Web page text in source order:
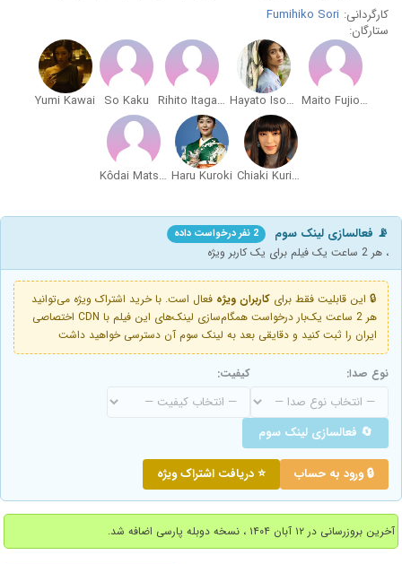
کارگردانی: Fumihiko Sori
ستارگان:
Maito Fujioka
Hayato Isomura
Rihito Itagaki
So Kaku
Yumi Kawai
Chiaki Kuriyama
Haru Kuroki
Kôdai Matsuoka
📡 فعالسازی لینک سوم 2 نفر درخواست داده
، هر 2 ساعت یک فیلم برای یک کاربر ویژه
🔒 این قابلیت فقط برای کاربران ویژه فعال است. با خرید اشتراک ویژه می‌توانید
هر 2 ساعت یک‌بار درخواست همگام‌سازی لینک‌های این فیلم با CDN اختصاصی
ایران را ثبت کنید و دقایقی بعد به لینک سوم آن دسترسی خواهید داشت
نوع صدا: کیفیت:
🔄 فعالسازی لینک سوم
🔒 ورود به حساب ⭐ دریافت اشتراک ویژه
آخرین بروزرسانی در ۱۲ آبان ۱۴۰۴ ، نسخه دوبله پارسی اضافه شد.